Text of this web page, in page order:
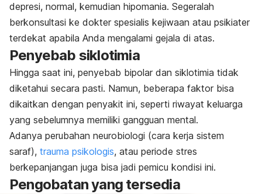
depresi, normal, kemudian hipomania. Segeralah
berkonsultasi ke dokter spesialis kejiwaan atau psikiater
terdekat apabila Anda mengalami gejala di atas.
Penyebab siklotimia
Hingga saat ini, penyebab bipolar dan siklotimia tidak
diketahui secara pasti. Namun, beberapa faktor bisa
dikaitkan dengan penyakit ini, seperti riwayat keluarga
yang sebelumnya memiliki gangguan mental.
Adanya perubahan neurobiologi (cara kerja sistem
saraf), trauma psikologis, atau periode stres
berkepanjangan juga bisa jadi pemicu kondisi ini.
Pengobatan yang tersedia